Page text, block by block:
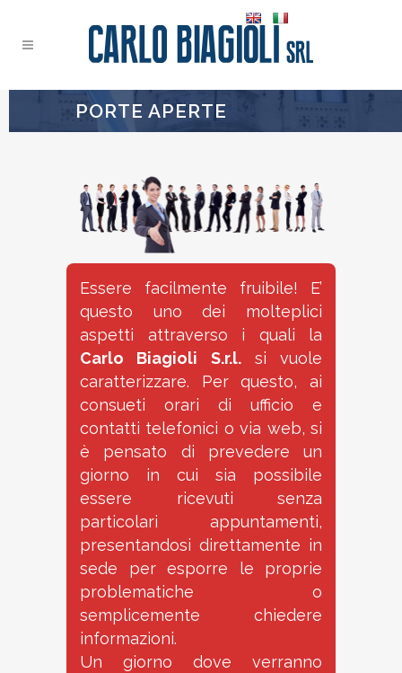
PORTE APERTE
Essere facilmente fruibile! E’
questo uno dei molteplici
aspetti attraverso i quali la
Carlo Biagioli S.r.l.si vuole
caratterizzare. Per questo, ai
consueti orari di ufficio e
contatti telefonici o via web, si
è pensato di prevedere un
giorno in cui sia possibile
essere ricevuti senza
particolari appuntamenti,
presentandosi direttamente in
sede per esporre le proprie
problematiche o
semplicemente chiedere
informazioni.
Un giorno dove verranno